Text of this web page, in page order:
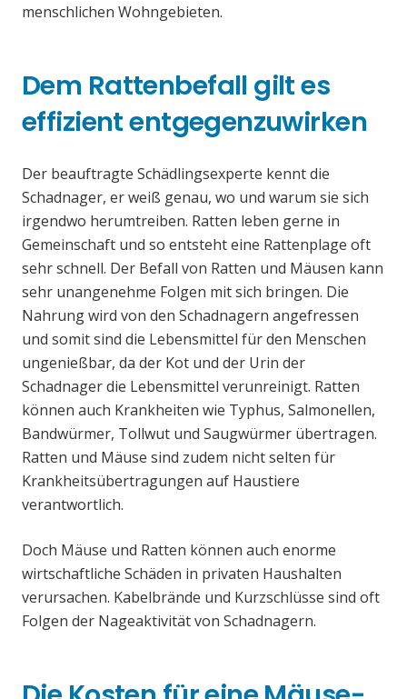
menschlichen Wohngebieten.
Dem Rattenbefall gilt es
effizient entgegenzuwirken
Der beauftragte Schädlingsexperte kennt die
Schadnager, er weiß genau, wo und warum sie sich
irgendwo herumtreiben. Ratten leben gerne in
Gemeinschaft und so entsteht eine Rattenplage oft
sehr schnell. Der Befall von Ratten und Mäusen kann
sehr unangenehme Folgen mit sich bringen. Die
Nahrung wird von den Schadnagern angefressen
und somit sind die Lebensmittel für den Menschen
ungenießbar, da der Kot und der Urin der
Schadnager die Lebensmittel verunreinigt. Ratten
können auch Krankheiten wie Typhus, Salmonellen,
Bandwürmer, Tollwut und Saugwürmer übertragen.
Ratten und Mäuse sind zudem nicht selten für
Krankheitsübertragungen auf Haustiere
verantwortlich.
Doch Mäuse und Ratten können auch enorme
wirtschaftliche Schäden in privaten Haushalten
verursachen. Kabelbrände und Kurzschlüsse sind oft
Folgen der Nageaktivität von Schadnagern.